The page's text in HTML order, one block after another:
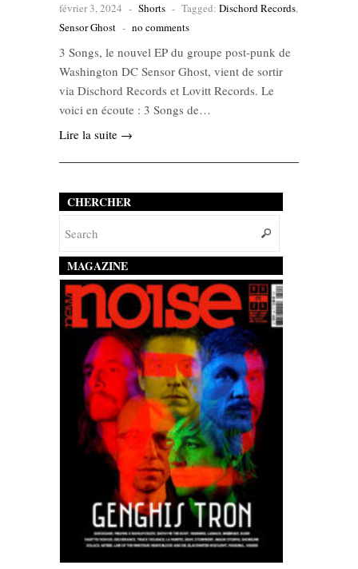
février 3, 2024 - Shorts - Tagged: Dischord Records,
Sensor Ghost - no comments
3 Songs, le nouvel EP du groupe post-punk de
Washington DC Sensor Ghost, vient de sortir
via Dischord Records et Lovitt Records. Le
voici en écoute : 3 Songs de…
Lire la suite →
CHERCHER
MAGAZINE